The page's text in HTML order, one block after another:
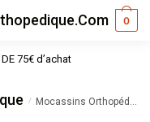
0
75€ d’achat
/ Mocassins Orthopédiques Melody Pour Femme